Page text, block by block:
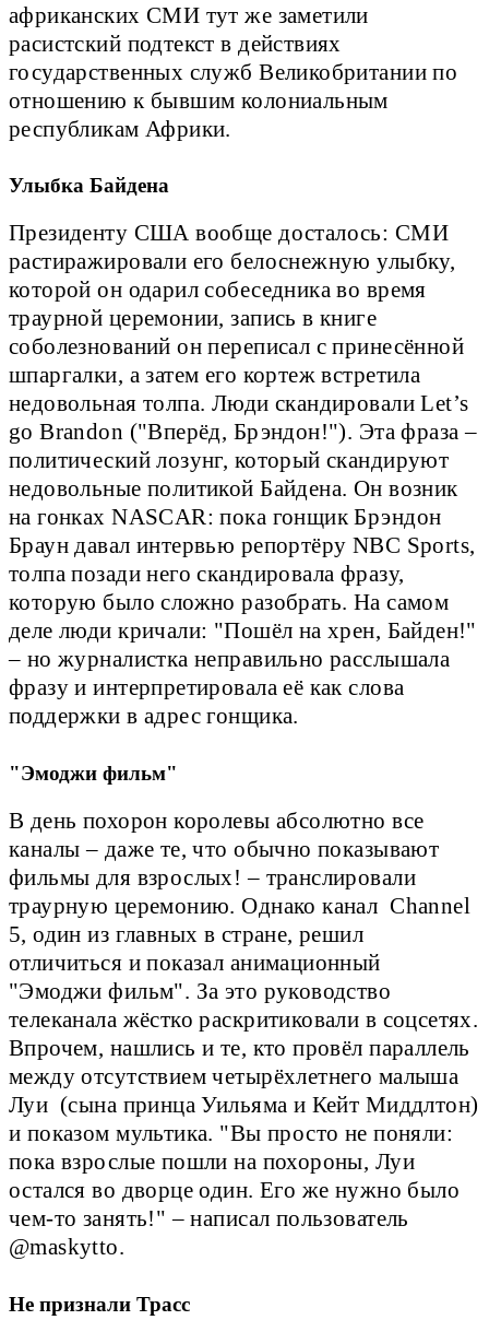
африканских СМИ тут же заметили
расистский подтекст в действиях
государственных служб Великобритании по
отношению к бывшим колониальным
республикам Африки.
Улыбка Байдена
Президенту США вообще досталось: СМИ
растиражировали его белоснежную улыбку,
которой он одарил собеседника во время
траурной церемонии, запись в книге
соболезнований он переписал с принесённой
шпаргалки, а затем его кортеж встретила
недовольная толпа. Люди скандировали Let’s
go Brandon ("Вперёд, Брэндон!"). Эта фраза –
политический лозунг, который скандируют
недовольные политикой Байдена. Он возник
на гонках NASCAR: пока гонщик Брэндон
Браун давал интервью репортёру NBC Sports,
толпа позади него скандировала фразу,
которую было сложно разобрать. На самом
деле люди кричали: "Пошёл на хрен, Байден!"
– но журналистка неправильно расслышала
фразу и интерпретировала её как слова
поддержки в адрес гонщика.
"Эмоджи фильм"
В день похорон королевы абсолютно все
каналы – даже те, что обычно показывают
фильмы для взрослых! – транслировали
траурную церемонию. Однако канал Channel
5, один из главных в стране, решил
отличиться и показал анимационный
"Эмоджи фильм". За это руководство
телеканала жёстко раскритиковали в соцсетях.
Впрочем, нашлись и те, кто провёл параллель
между отсутствием четырёхлетнего малыша
Луи (сына принца Уильяма и Кейт Миддлтон)
и показом мультика. "Вы просто не поняли:
пока взрослые пошли на похороны, Луи
остался во дворце один. Его же нужно было
чем-то занять!" – написал пользователь
@maskytto.
Не признали Трасс